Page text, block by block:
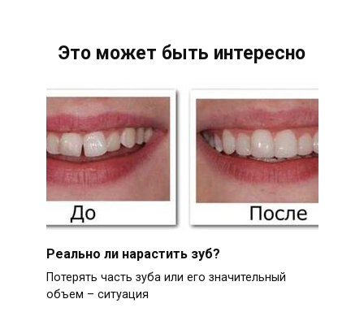
Это может быть интересно
Реально ли нарастить зуб?
Потерять часть зуба или его значительный
объем – ситуация